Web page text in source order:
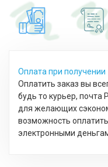
Оплата при получении
Оплатить заказ вы
будь то курьер, почта
для желающих
возможность
электронными